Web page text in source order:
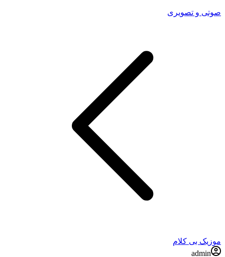
صوتی و تصویری
موزیک بی کلام
admin